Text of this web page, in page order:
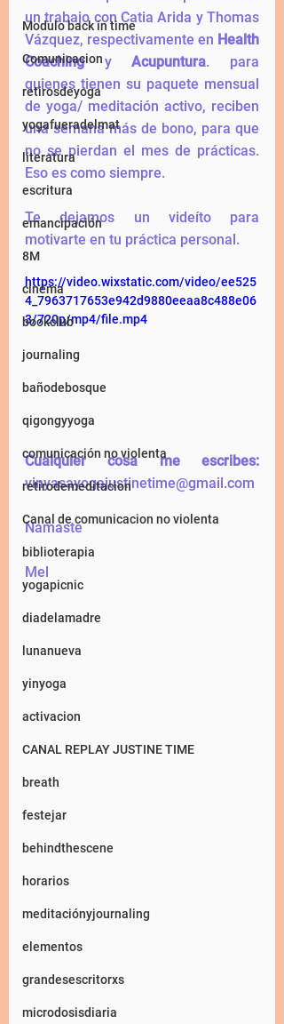
Modulo back in time
Comunicacion
retirosdeyoga
yogafueradelmat
literatura
escritura
emancipación
8M
cinema
bookclub
journaling
bañodebosque
qigongyyoga
comunicación no violenta
retirodemeditacion
Canal de comunicacion no violenta
biblioterapia
yogapicnic
diadelamadre
lunanueva
yinyoga
activacion
CANAL REPLAY JUSTINE TIME
breath
festejar
behindthescene
horarios
meditaciónyjournaling
elementos
grandesescritorxs
microdosisdiaria
un trabajo con Catia Arida y Thomas
Vázquez, respectivamente en Health
Coaching y Acupuntura. para
quienes tienen su paquete mensual
de yoga/ meditación activo, reciben
una semana más de bono, para que
no se pierdan el mes de prácticas.
Eso es como siempre.
Te dejamos un videíto para
motivarte en tu práctica personal.
https://video.wixstatic.com/video/ee525
4_7963717653e942d9880eeaa8c488e06
3/720p/mp4/file.mp4
Cualquier cosa me escribes:
vinyasayogajustinetime@gmail.com
Namaste
Mel